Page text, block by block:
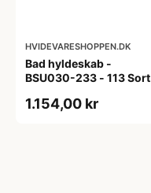
HVIDEVARESHOPPEN.DK
Bad hyldeskab -
BSU030-233 - 113 Sort
1.154,00 kr